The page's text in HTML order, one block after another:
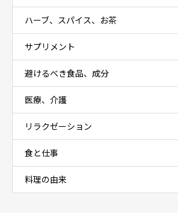
ハーブ、スパイス、お茶
サプリメント
避けるべき食品、成分
医療、介護
リラクゼーション
食と仕事
料理の由来